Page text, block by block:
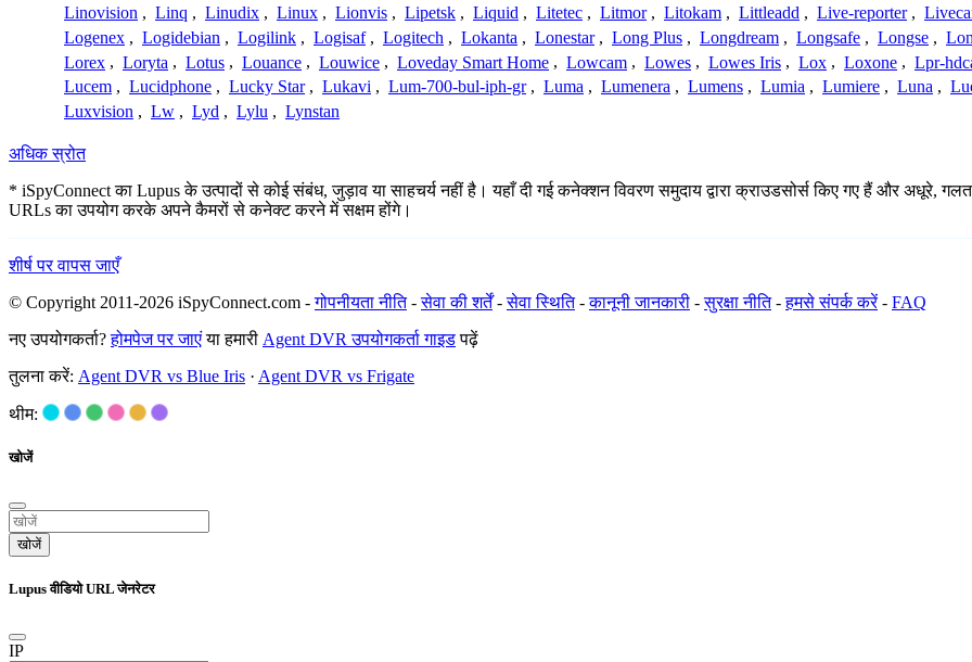
Linovision , Linq , Linudix , Linux , Lionvis , Lipetsk , Liquid , Litetec , Litmor , Litokam , Littleadd , Live-reporter ,
Logenex , Logidebian , Logilink , Logisaf , Logitech , Lokanta , Lonestar , Long Plus , Longdream , Longsafe , Longse ,
Lorex , Loryta , Lotus , Louance , Louwice , Loveday Smart Home , Lowcam , Lowes , Lowes Iris , Lox , Loxone , Lpr-
Lucem , Lucidphone , Lucky Star , Lukavi , Lum-700-bul-iph-gr , Luma , Lumenera , Lumens , Lumia , Lumiere , Luna ,
Luxvision , Lw , Lyd , Lylu , Lynstan
अधिक स्रोत
* iSpyConnect का Lupus के उत्पादों से कोई संबंध, जुड़ाव या साहचर्य नहीं है। यहाँ दी गई कनेक्शन विवरण समुदाय द्वारा क्राउडसोर्स किए गए हैं और अधूरे,
URLs का उपयोग करके अपने कैमरों से कनेक्ट करने में सक्षम होंगे।
शीर्ष पर वापस जाएँ
© Copyright 2011-2026 iSpyConnect.com -गोपनीयता नीति-सेवा की शर्तें-सेवा स्थिति-कानूनी जानकारी -सुरक्षा नीति-हमसे संपर्क करें- FAQ
नए उपयोगकर्ता?होमपेज पर जाएंया हमारी Agent DVR उपयोगकर्ता गाइडपढ़ें
तुलना करें: Agent DVR vs Blue Iris · Agent DVR vs Frigate
थीम:
खोजें
खोजें
Lupus वीडियो URL जेनरेटर
IP